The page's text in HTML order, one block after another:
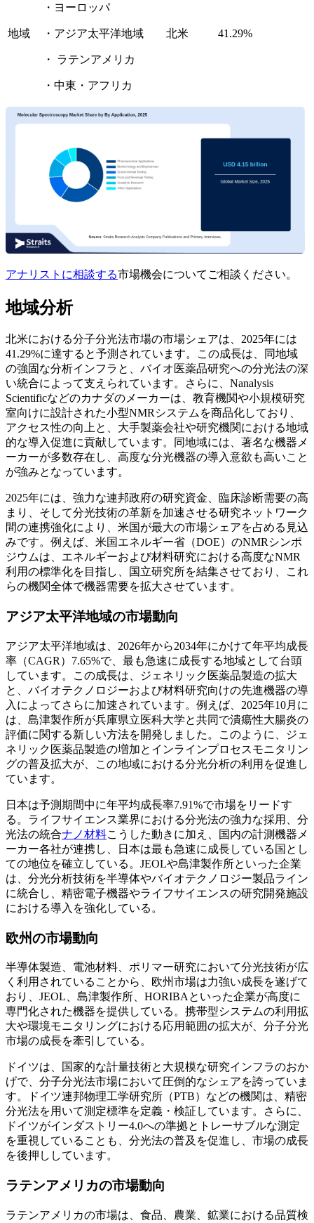
地域
・ヨーロッパ
・アジア太平洋地域
・ ラテンアメリカ
・中東・アフリカ
北米 41.29%
アナリストに相談する市場機会についてご相談ください。
地域分析
北米における分子分光法市場の市場シェアは、2025年には
41.29%に達すると予測されています。この成長は、同地域
の強固な分析インフラと、バイオ医薬品研究への分光法の深
い統合によって支えられています。さらに、Nanalysis
Scientificなどのカナダのメーカーは、教育機関や小規模研究
室向けに設計された小型NMRシステムを商品化しており、
アクセス性の向上と、大手製薬会社や研究機関における地域
的な導入促進に貢献しています。同地域には、著名な機器メ
ーカーが多数存在し、高度な分光機器の導入意欲も高いこと
が強みとなっています。
2025年には、強力な連邦政府の研究資金、臨床診断需要の高
まり、そして分光技術の革新を加速させる研究ネットワーク
間の連携強化により、米国が最大の市場シェアを占める見込
みです。例えば、米国エネルギー省（DOE）のNMRシンポ
ジウムは、エネルギーおよび材料研究における高度なNMR
利用の標準化を目指し、国立研究所を結集させており、これ
らの機関全体で機器需要を拡大させています。
アジア太平洋地域の市場動向
アジア太平洋地域は、2026年から2034年にかけて年平均成長
率（CAGR）7.65%で、最も急速に成長する地域として台頭
しています。この成長は、ジェネリック医薬品製造の拡大
と、バイオテクノロジーおよび材料研究向けの先進機器の導
入によってさらに加速されています。例えば、2025年10月に
は、島津製作所が兵庫県立医科大学と共同で潰瘍性大腸炎の
評価に関する新しい方法を開発しました。このように、ジェ
ネリック医薬品製造の増加とインラインプロセスモニタリン
グの普及拡大が、この地域における分光分析の利用を促進し
ています。
日本は予測期間中に年平均成長率7.91%で市場をリードす
る。ライフサイエンス業界における分光法の強力な採用、分
光法の統合ナノ材料こうした動きに加え、国内の計測機器メ
ーカー各社が連携し、日本は最も急速に成長している国とし
ての地位を確立している。JEOLや島津製作所といった企業
は、分光分析技術を半導体やバイオテクノロジー製品ライン
に統合し、精密電子機器やライフサイエンスの研究開発施設
における導入を強化している。
欧州の市場動向
半導体製造、電池材料、ポリマー研究において分光技術が広
く利用されていることから、欧州市場は力強い成長を遂げて
おり、JEOL、島津製作所、HORIBAといった企業が高度に
専門化された機器を提供している。携帯型システムの利用拡
大や環境モニタリングにおける応用範囲の拡大が、分子分光
市場の成長を牽引している。
ドイツは、国家的な計量技術と大規模な研究インフラのおか
げで、分子分光法市場において圧倒的なシェアを誇っていま
す。ドイツ連邦物理工学研究所（PTB）などの機関は、精密
分光法を用いて測定標準を定義・検証しています。さらに、
ドイツがインダストリー4.0への準拠とトレーサブルな測定
を重視していることも、分光法の普及を促進し、市場の成長
を後押ししています。
ラテンアメリカの市場動向
ラテンアメリカの市場は、食品、農業、鉱業における品質検